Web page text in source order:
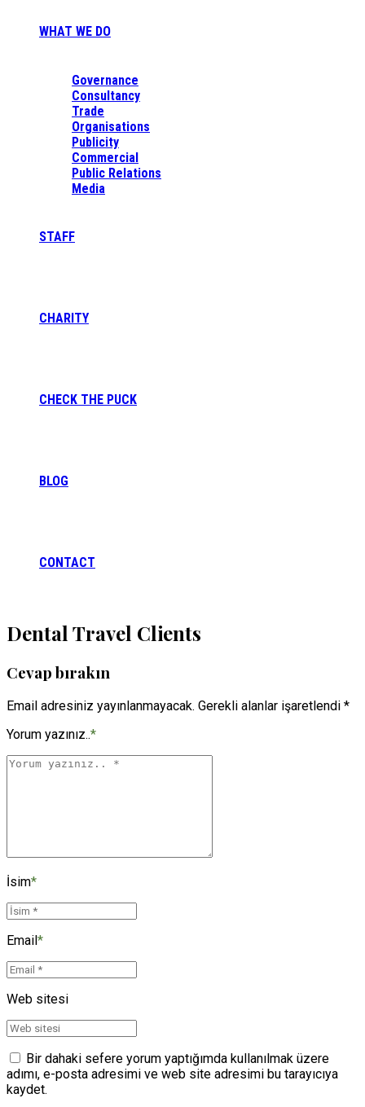
WHAT WE DO
Governance
Consultancy
Trade
Organisations
Publicity
Commercial
Public Relations
Media
STAFF
CHARITY
CHECK THE PUCK
BLOG
CONTACT
Dental Travel Clients
Cevap bırakın
Email adresiniz yayınlanmayacak. Gerekli alanlar işaretlendi *
Yorum yazınız..*
İsim*
Email*
Web sitesi
Bir dahaki sefere yorum yaptığımda kullanılmak üzere
adımı, e-posta adresimi ve web site adresimi bu tarayıcıya
kaydet.